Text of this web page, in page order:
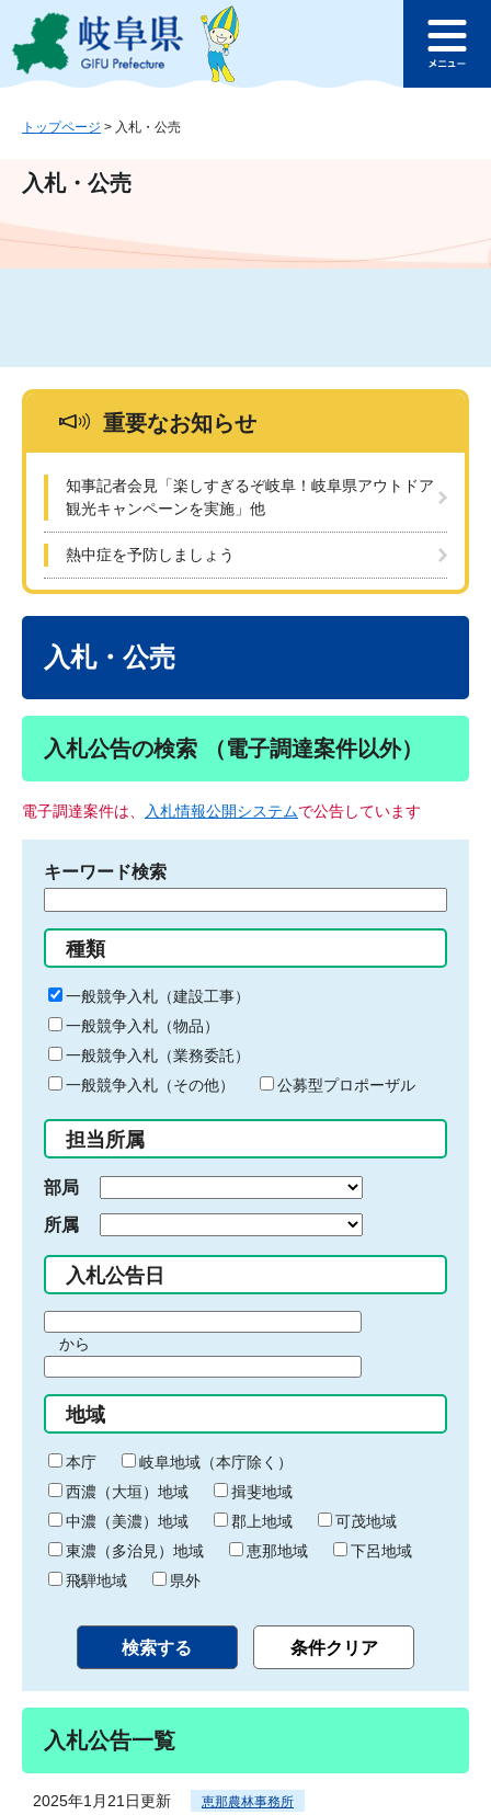
ジ
ュ
文
このページの本文へ
ュ
トップページ > 入札・公売
入札・公売
重要なお知らせ
知事記者会見「楽しすぎるぞ岐阜！岐阜県アウトドア
観光キャンペーンを実施」他
熱中症を予防しましょう
入札・公売
入札公告の検索 （電子調達案件以外）
電子調達案件は、 入札情報公開システムで公告しています
キーワード検索
る
キ
ー
ワ
ー
ド
入
力
種類
一般競争入札（建設工事）
一般競争入札（物品）
一般競争入札（業務委託）
一般競争入札（その他）
公募型プロポーザル
担当所属
部局
所属
入札公告日
間
始
り
から
間
終
わ
り
地域
本庁
岐阜地域（本庁除く）
西濃（大垣）地域
揖斐地域
中濃（美濃）地域
郡上地域
可茂地域
東濃（多治見）地域
恵那地域
下呂地域
飛騨地域
県外
入札公告一覧
2025年1月21日更新 恵那農林事務所